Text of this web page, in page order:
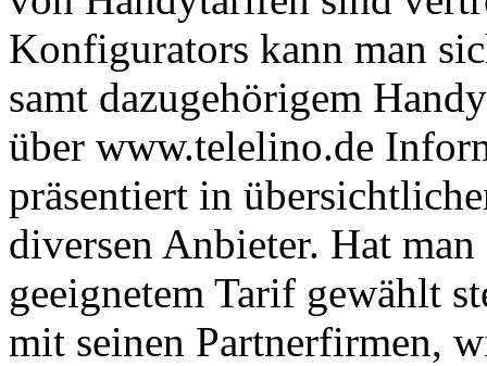
Konfigurators kann man
samt dazugehörigem
über www.telelino.de
präsentiert in
diversen Anbieter. Hat
geeignetem Tarif gewählt
mit seinen Partnerfirmen,